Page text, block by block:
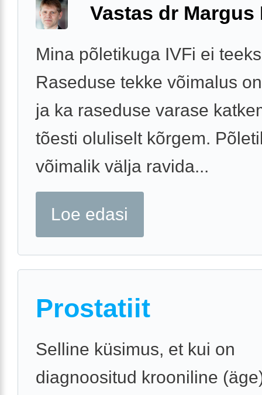
Vastas dr Margus
Mina põletikuga IVFi ei
Raseduse tekke võimalus
ja ka raseduse varase
tõesti oluliselt kõrgem.
võimalik välja ravida...
Loe edasi
Prostatiit
Selline küsimus, et kui on
diagnoositud krooniline